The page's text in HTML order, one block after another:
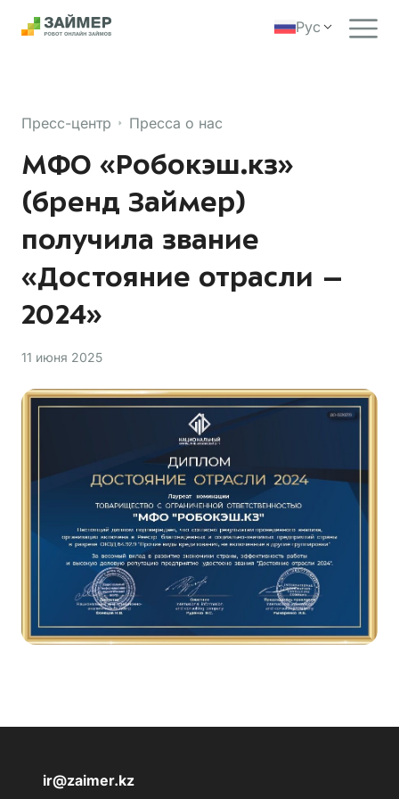
Рус
Пресс-центр Пресса о нас
МФО «Робокэш.кз»
(бренд Займер)
получила звание
«Достояние отрасли –
2024»
11 июня 2025
ir@zaimer.kz